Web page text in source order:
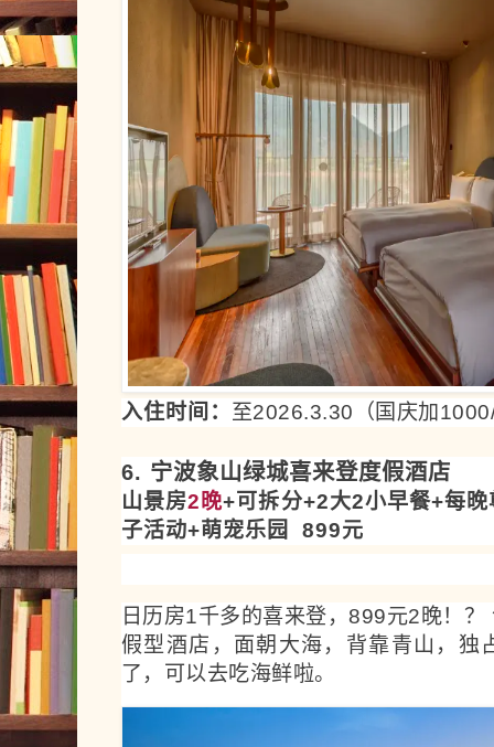
入住时间： 至2026.3.30（国庆加
6. 宁波象山绿城喜来登度假酒店
山景房2晚+可拆分+2大2小早餐+每
子活动+萌宠乐园 899元
日历房1千多的喜来登，899元2晚！
假型酒店，面朝大海，背靠青山，独
了，可以去吃海鲜啦。